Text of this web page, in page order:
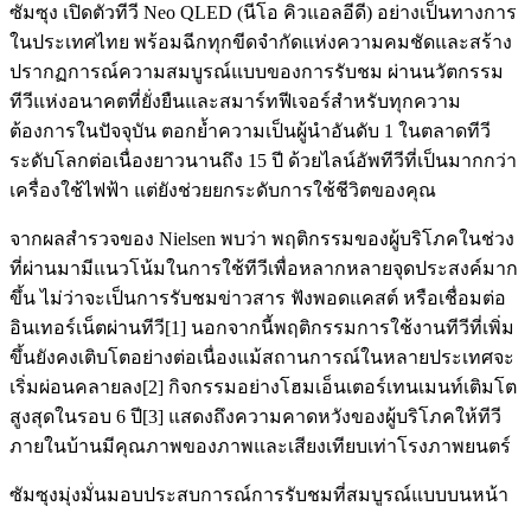
ซัมซุง เปิดตัวทีวี Neo QLED (นีโอ คิวแอลอีดี) อย่างเป็นทางการ
ในประเทศไทย พร้อมฉีกทุกขีดจำกัดแห่งความคมชัดและสร้าง
ปรากฏการณ์ความสมบูรณ์แบบของการรับชม ผ่านนวัตกรรม
ทีวีแห่งอนาคตที่ยั่งยืนและสมาร์ทฟีเจอร์สำหรับทุกความ
ต้องการในปัจจุบัน ตอกย้ำความเป็นผู้นำอันดับ 1 ในตลาดทีวี
ระดับโลกต่อเนื่องยาวนานถึง 15 ปี ด้วยไลน์อัพทีวีที่เป็นมากกว่า
เครื่องใช้ไฟฟ้า แต่ยังช่วยยกระดับการใช้ชีวิตของคุณ
จากผลสำรวจของ Nielsen พบว่า พฤติกรรมของผู้บริโภคในช่วง
ที่ผ่านมามีแนวโน้มในการใช้ทีวีเพื่อหลากหลายจุดประสงค์มาก
ขึ้น ไม่ว่าจะเป็นการรับชมข่าวสาร ฟังพอดแคสต์ หรือเชื่อมต่อ
อินเทอร์เน็ตผ่านทีวี[1] นอกจากนี้พฤติกรรมการใช้งานทีวีที่เพิ่ม
ขึ้นยังคงเติบโตอย่างต่อเนื่องแม้สถานการณ์ในหลายประเทศจะ
เริ่มผ่อนคลายลง[2] กิจกรรมอย่างโฮมเอ็นเตอร์เทนเมนท์เติมโต
สูงสุดในรอบ 6 ปี[3] แสดงถึงความคาดหวังของผู้บริโภคให้ทีวี
ภายในบ้านมีคุณภาพของภาพและเสียงเทียบเท่าโรงภาพยนตร์
ซัมซุงมุ่งมั่นมอบประสบการณ์การรับชมที่สมบูรณ์แบบบนหน้า